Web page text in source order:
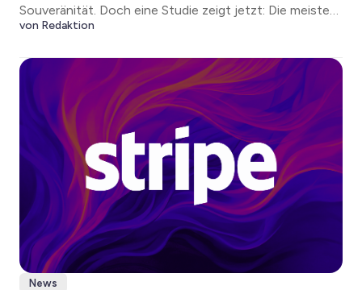
Souveränität. Doch eine Studie zeigt jetzt: Die meisten
stecken in ihren Cloud-Strukturen fest.
von Redaktion
News